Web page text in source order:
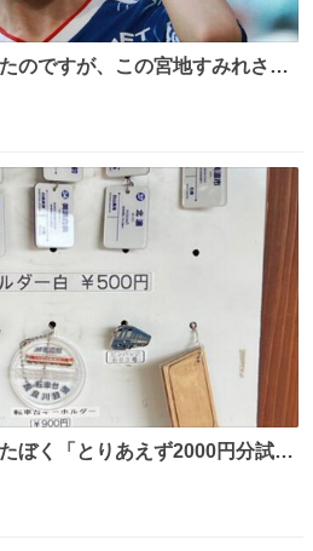
のですが、この宮地すみれさん
ったのですね。 カメラ目線でに
撮影したものの、全然誰だか知
ぼく「とりあえず2000円分試し
れが欲しいの？」 ぼく「えっ
？？」 やっぱランダム